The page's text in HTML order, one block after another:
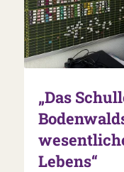
„Das
Lebens“